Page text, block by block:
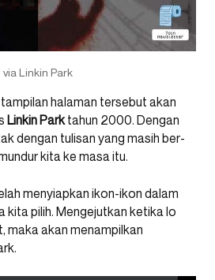
via Linkin Park
tampilan halaman tersebut akan
Linkin Parktahun 2000. Dengan
dengan tulisan yang masih ber-
kita ke masa itu.
menyiapkan ikon-ikon dalam
kita pilih. Mengejutkan ketika lo
maka akan menampilkan